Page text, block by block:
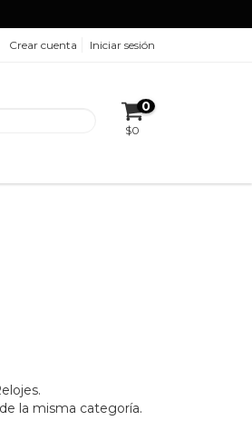
Crear cuenta Iniciar sesión
0
$0
la misma categoría.